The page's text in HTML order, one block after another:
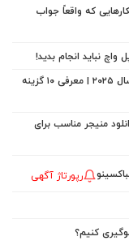
که واقعاً جواب
مناسب‌ترین کارت گرافیک برای بازی و گیمینگ در سال ۲۰۲۵ | معرفی ۱۰ گزینه
منیجر مناسب برای
رپورتاژ آگهی